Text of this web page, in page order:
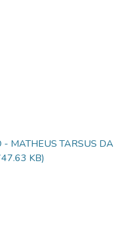
- MATHEUS TARSUS DA
KB)